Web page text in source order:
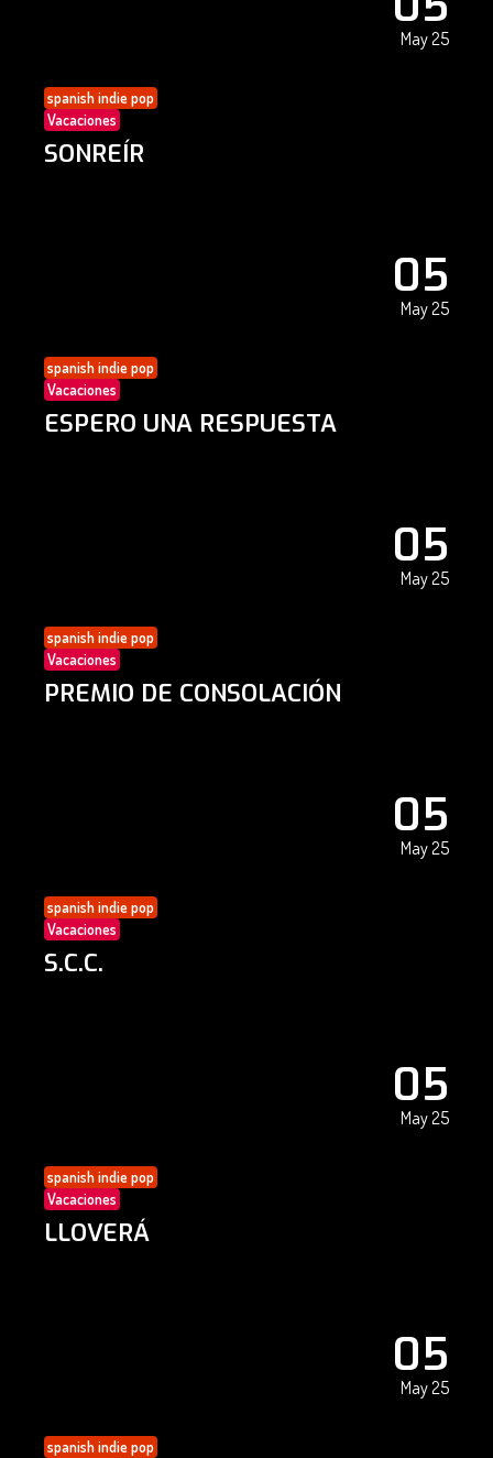
May 25
spanish indie pop
Vacaciones
SONREÍR
05
May 25
spanish indie pop
Vacaciones
ESPERO UNA RESPUESTA
05
May 25
spanish indie pop
Vacaciones
PREMIO DE CONSOLACIÓN
05
May 25
spanish indie pop
Vacaciones
S.C.C.
05
May 25
spanish indie pop
Vacaciones
LLOVERÁ
05
May 25
spanish indie pop